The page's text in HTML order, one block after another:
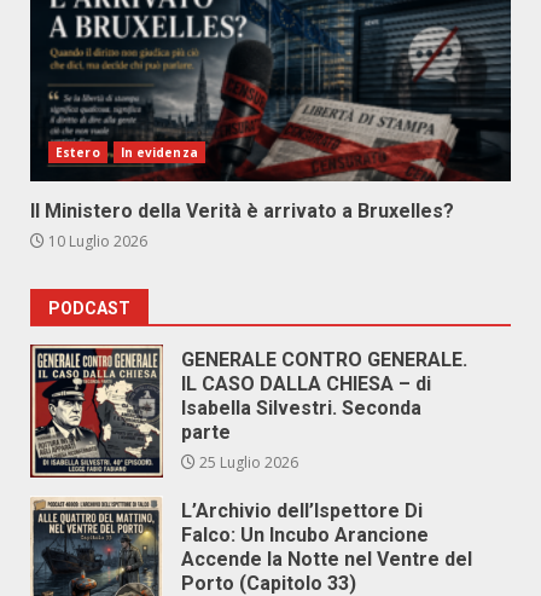
Estero In evidenza
Il Ministero della Verità è arrivato a Bruxelles?
10 Luglio 2026
PODCAST
GENERALE CONTRO GENERALE.
IL CASO DALLA CHIESA – di
Isabella Silvestri. Seconda
parte
25 Luglio 2026
L’Archivio dell’Ispettore Di
Falco: Un Incubo Arancione
Accende la Notte nel Ventre del
Porto (Capitolo 33)